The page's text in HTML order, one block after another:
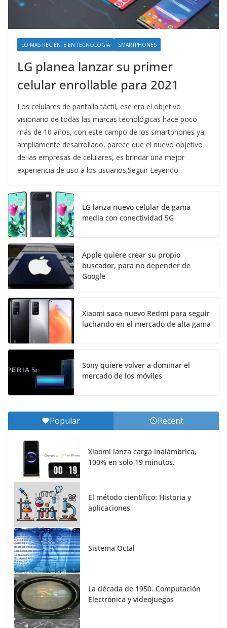
LO MAS RECIENTE EN TECNOLOGÍA SMARTPHONES
LG planea lanzar su primer
celular enrollable para 2021
Los celulares de pantalla táctil, ese era el objetivo
visionario de todas las marcas tecnológicas hace poco
más de 10 años, con este campo de los smartphones ya,
ampliamente desarrollado, parece que el nuevo objetivo
de las empresas de celulares, es brindar una mejor
experiencia de uso a los usuarios;Seguir Leyendo
LG lanza nuevo celular de gama
media con conectividad 5G
Apple quiere crear su propio
buscador, para no depender de
Google
Xiaomi saca nuevo Redmi para seguir
luchando en el mercado de alta gama
Sony quiere volver a dominar el
mercado de los móviles
Popular Recent
Xiaomi lanza carga inalámbrica,
100% en solo 19 minutos.
El método científico: Historia y
aplicaciones
Sistema Octal
La década de 1950. Computación
Electrónica y videojuegos